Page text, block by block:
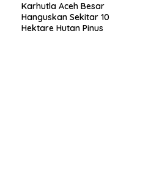
Karhutla Aceh Besar
Hanguskan Sekitar 10
Hektare Hutan Pinus